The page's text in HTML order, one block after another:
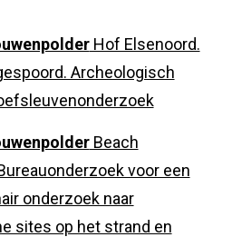
Hof Elsenoord.
Archeologisch
Beach
voor een
onderzoek naar
sites op het strand en